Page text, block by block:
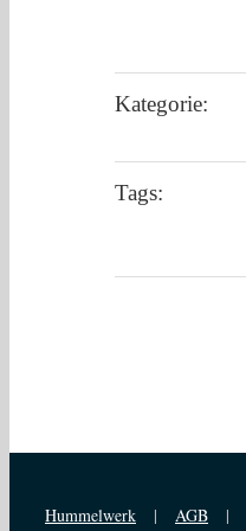
Kategorie:
Tags:
Hummelwerk | AGB |